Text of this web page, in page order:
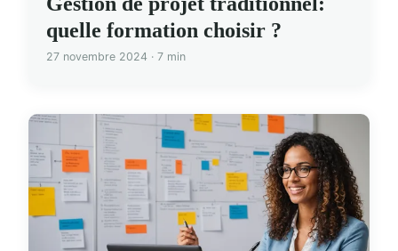
quelle formation choisir ?
27 novembre 2024 · 7 min